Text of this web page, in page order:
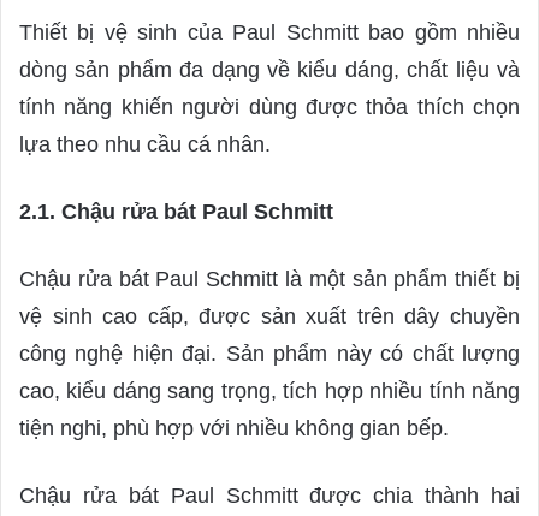
Thiết bị vệ sinh của Paul Schmitt bao gồm nhiều
dòng sản phẩm đa dạng về kiểu dáng, chất liệu và
tính năng khiến người dùng được thỏa thích chọn
lựa theo nhu cầu cá nhân.
2.1. Chậu rửa bát Paul Schmitt
Chậu rửa bát Paul Schmitt là một sản phẩm thiết bị
vệ sinh cao cấp, được sản xuất trên dây chuyền
công nghệ hiện đại. Sản phẩm này có chất lượng
cao, kiểu dáng sang trọng, tích hợp nhiều tính năng
tiện nghi, phù hợp với nhiều không gian bếp.
Chậu rửa bát Paul Schmitt được chia thành hai